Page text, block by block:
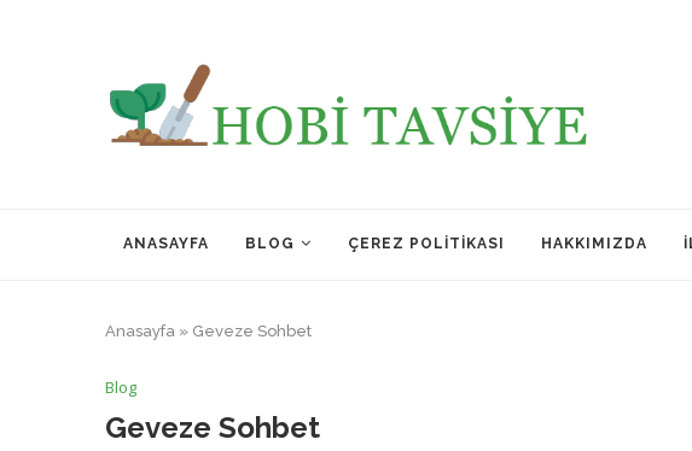
ANASAYFA BLOG ÇEREZ POLITIKASI HAKKIMIZDA
Anasayfa » Geveze Sohbet
Blog
Geveze Sohbet